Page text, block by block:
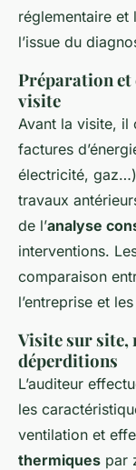
réglementaire et
l’issue du
Préparation et
visite
Avant la visite, il
factures
électricité,
travaux
de l’analyse
interventions.
comparaison
l’entreprise et
Visite sur site,
déperditions
L’auditeur
les
ventilation et
thermiques par